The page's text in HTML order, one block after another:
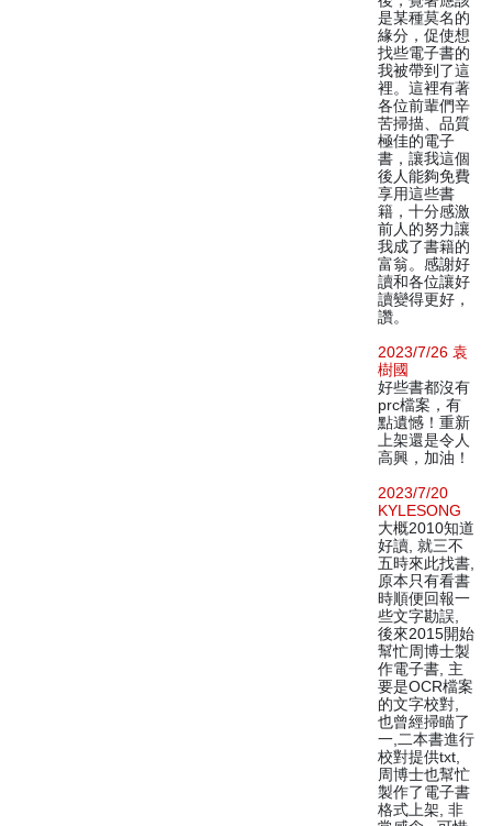
是某種莫名的
緣分，促使想
找些電子書的
我被帶到了這
裡。這裡有著
各位前輩們辛
苦掃描、品質
極佳的電子
書，讓我這個
後人能夠免費
享用這些書
籍，十分感激
前人的努力讓
我成了書籍的
富翁。感謝好
讀和各位讓好
讀變得更好，
讚。
2023/7/26 袁
樹國
好些書都沒有
prc檔案，有
點遺憾！重新
上架還是令人
高興，加油！
2023/7/20
KYLESONG
大概2010知道
好讀, 就三不
五時來此找書,
原本只有看書
時順便回報一
些文字勘誤,
後來2015開始
幫忙周博士製
作電子書, 主
要是OCR檔案
的文字校對,
也曾經掃瞄了
一,二本書進行
校對提供txt,
周博士也幫忙
製作了電子書
格式上架, 非